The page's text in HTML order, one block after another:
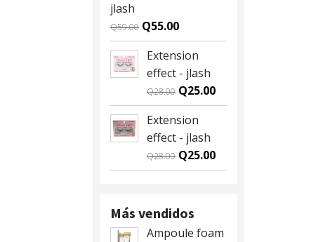
jlash
Q59.00 Original
price
was:
Q59.00.
Q55.00Current
price
is:
Q55.00.
Extension
effect - jlash
Q28.00 Original
price
was:
Q28.00.
Q25.00Current
price
Extension
effect - jlash
Q28.00 Original
price
Q28.00.
Q25.00Current
price
Más vendidos
Ampoule foam